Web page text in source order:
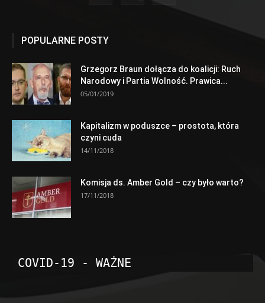
POPULARNE POSTY
Grzegorz Braun dołącza do koalicji: Ruch
Narodowy i Partia Wolność. Prawica...
05/01/2019
Kapitalizm w poduszce – prostota, która
czyni cuda
14/11/2018
Komisja ds. Amber Gold – czy było warto?
17/11/2018
COVID-19 - WAŻNE